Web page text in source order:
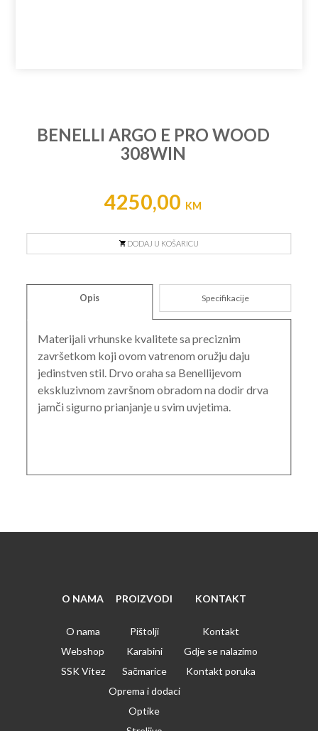
BENELLI ARGO E PRO WOOD
308WIN
4250,00 KM
DODAJ U KOŠARICU
Opis Specifikacije
Materijali vrhunske kvalitete sa preciznim
završetkom koji ovom vatrenom oružju daju
jedinstven stil. Drvo oraha sa Benellijevom
ekskluzivnom završnom obradom na dodir drva
jamči sigurno prianjanje u svim uvjetima.
O NAMA
O nama
Webshop
SSK Vitez
PROIZVODI
Pištolji
Karabini
Sačmarice
Oprema i dodaci
Optike
KONTAKT
Kontakt
Gdje se nalazimo
Kontakt poruka